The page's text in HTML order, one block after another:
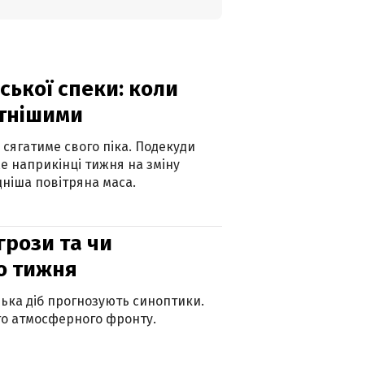
спеки: коли
свого піка. Подекуди
наприкінці тижня на зміну
повітряна маса.
та чи
тижня
діб прогнозують синоптики.
атмосферного фронту.